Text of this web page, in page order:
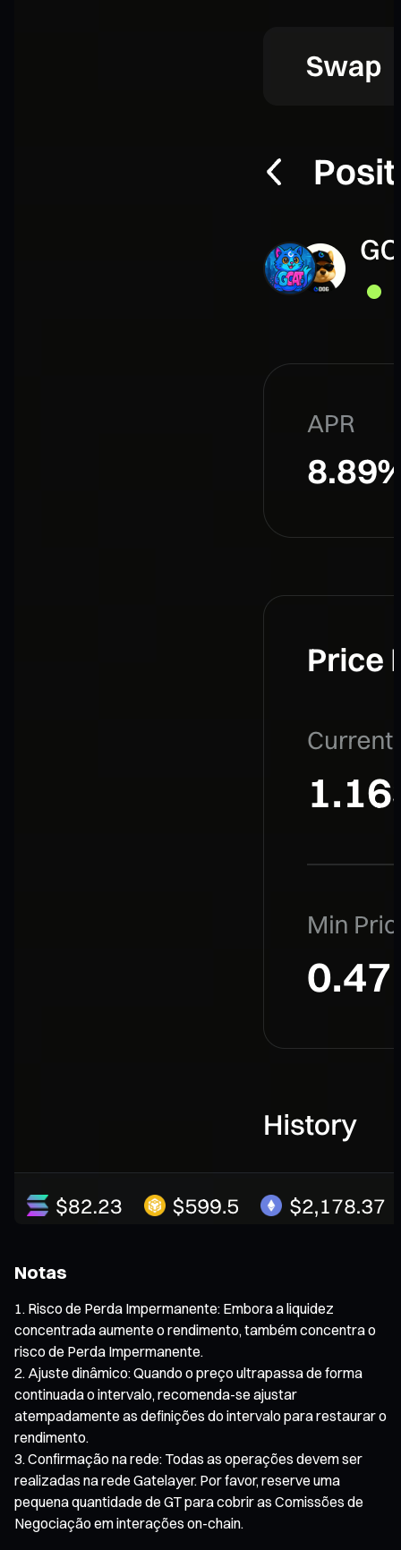
Notas
Risco de Perda Impermanente: Embora a liquidez
concentrada aumente o rendimento, também concentra o
risco de Perda Impermanente.
Ajuste dinâmico: Quando o preço ultrapassa de forma
continuada o intervalo, recomenda-se ajustar
atempadamente as definições do intervalo para restaurar o
rendimento.
Confirmação na rede: Todas as operações devem ser
realizadas na rede Gatelayer. Por favor, reserve uma
pequena quantidade de GT para cobrir as Comissões de
Negociação em interações on-chain.